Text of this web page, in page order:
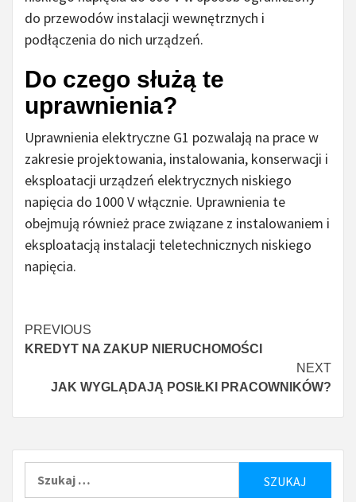
do przewodów instalacji wewnętrznych i
podłączenia do nich urządzeń.
Do czego służą te
uprawnienia?
Uprawnienia elektryczne G1 pozwalają na prace w
zakresie projektowania, instalowania, konserwacji i
eksploatacji urządzeń elektrycznych niskiego
napięcia do 1000 V włącznie. Uprawnienia te
obejmują również prace związane z instalowaniem i
eksploatacją instalacji teletechnicznych niskiego
napięcia.
Czytaj
więcej
PREVIOUS
KREDYT NA ZAKUP NIERUCHOMOŚCI
NEXT
JAK WYGLĄDAJĄ POSIŁKI PRACOWNIKÓW?